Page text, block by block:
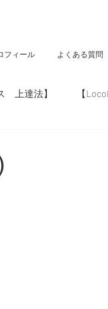
フィール よくある質問
上達法】 【